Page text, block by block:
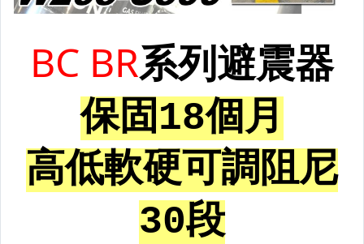
前後保桿.前後下巴.側裙.尾翼
升降機.汽車零件.鈑金零件
內.外把手.後視鏡.LED後視鏡
大燈框.後燈框.側燈框.霧燈框
煞車油門踏板.冷光迎賓踏板
排氣管.內龜板.下護板.擋泥板